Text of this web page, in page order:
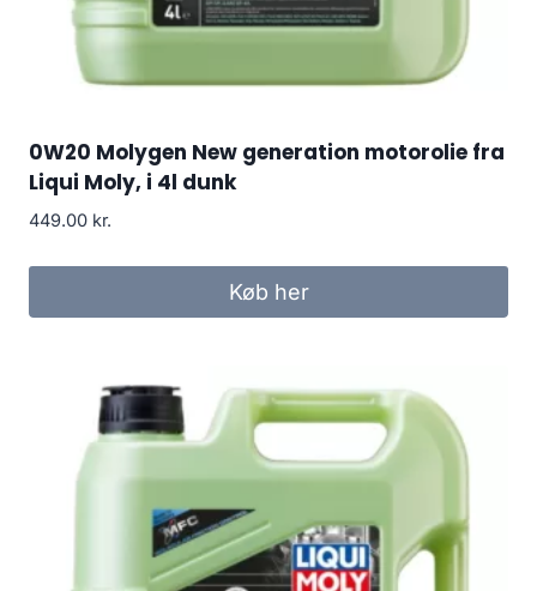
0W20 Molygen New generation motorolie fra
Liqui Moly, i 4l dunk
449.00 kr.
Køb her